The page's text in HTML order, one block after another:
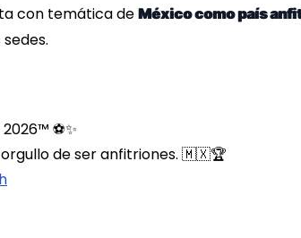
con temática de México como país
sedes.
⚽️✨
de ser anfitriones. 🇲🇽🏆